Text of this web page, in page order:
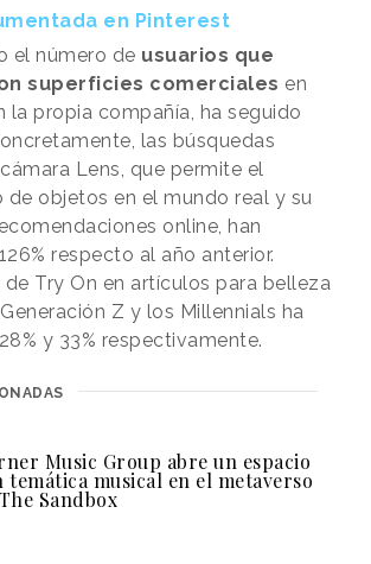
en Pinterest
el número de usuarios que
superficies comerciales en
la propia compañía, ha seguido
las búsquedas
Lens, que permite el
de objetos en el mundo real y su
online, han
respecto al año anterior.
Try On en artículos para belleza
Z y los Millennials ha
y 33% respectivamente.
Music Group abre un espacio
temática musical en el metaverso
Sandbox